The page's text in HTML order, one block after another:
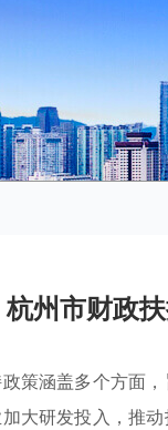
杭州市财政
策涵盖多个方面
大研发投入，推